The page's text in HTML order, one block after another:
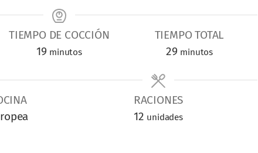
TIEMPO DE COCCIÓN
19m
n
minutos
TIEMPO TOTAL
29m
n
u
t
minutos
RACIONES
12 unidades